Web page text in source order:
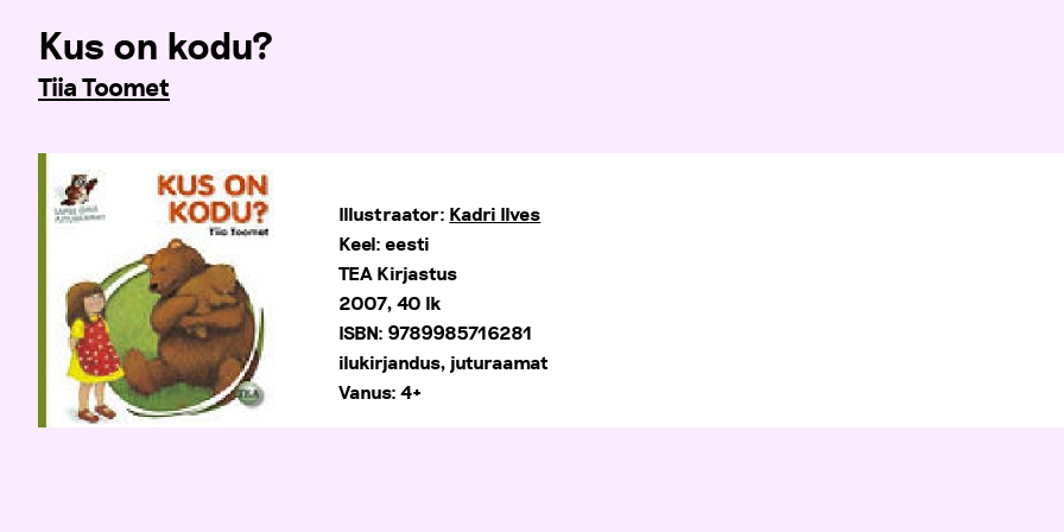
Kus on kodu?
Tiia Toomet
Illustraator:Kadri Ilves
Keel: eesti
TEA Kirjastus
2007, 40 lk
ISBN: 9789985716281
ilukirjandus, juturaamat
Vanus: 4+